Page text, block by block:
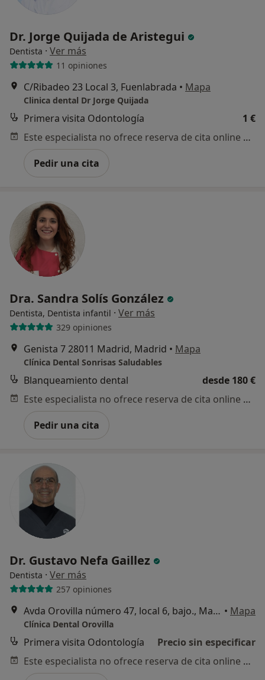
Dr. Jorge Quijada de Aristegui
Dentista · Ver más
11 opiniones
C/Ribadeo 23 Local 3, Fuenlabrada • Mapa
Clinica dental Dr Jorge Quijada
Primera visita Odontología
1 €
Este especialista no ofrece reserva de cita online en esta dirección.
Pedir una cita
Dra. Sandra Solís González
Dentista, Dentista infantil · Ver más
329 opiniones
Genista 7 28011 Madrid, Madrid • Mapa
Clínica Dental Sonrisas Saludables
Blanqueamiento dental
desde 180 €
Este especialista no ofrece reserva de cita online en esta dirección.
Pedir una cita
Dr. Gustavo Nefa Gaillez
Dentista · Ver más
257 opiniones
Avda Orovilla número 47, local 6, bajo., Madrid • Mapa
Clínica Dental Orovilla
Primera visita Odontología
Precio sin especificar
Este especialista no ofrece reserva de cita online en esta dirección.